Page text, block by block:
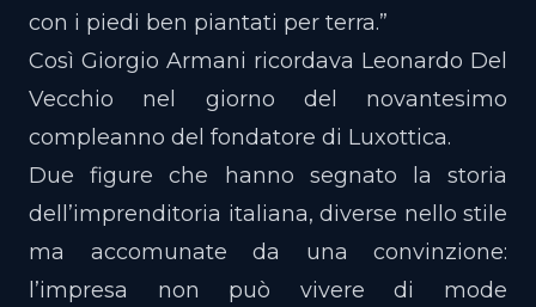
con i piedi ben piantati per terra.”
Così Giorgio Armani ricordava Leonardo Del
Vecchio nel giorno del novantesimo
compleanno del fondatore di Luxottica.
Due figure che hanno segnato la storia
dell’imprenditoria italiana, diverse nello stile
ma accomunate da una convinzione:
l’impresa non può vivere di mode